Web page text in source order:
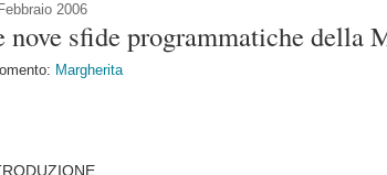
2006
nove sfide programmatiche della
Margherita